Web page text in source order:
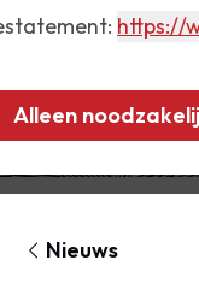
https://
Alleen
Nieuws